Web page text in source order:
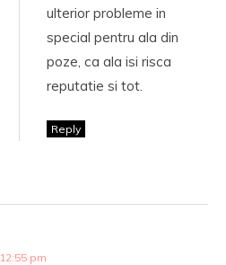
ulterior probleme in
special pentru ala din
poze, ca ala isi risca
reputatie si tot.
Reply
pm